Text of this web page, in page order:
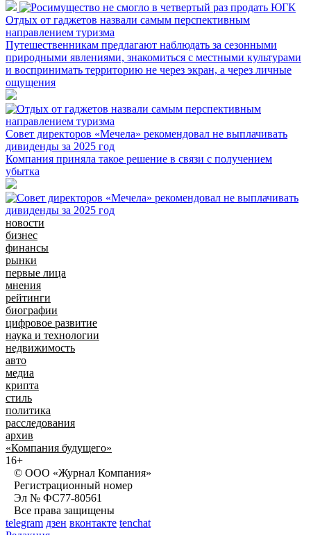
Отдых от гаджетов назвали самым перспективным
направлением туризма
Путешественникам предлагают наблюдать за сезонными
природными явлениями, знакомиться с местными культурами
и воспринимать территорию не через экран, а через личные
ощущения
Совет директоров «Мечела» рекомендовал не выплачивать
дивиденды за 2025 год
Компания приняла такое решение в связи с получением
убытка
новости
бизнес
финансы
рынки
первые лица
мнения
рейтинги
биографии
цифровое развитие
наука и технологии
недвижимость
авто
медиа
крипта
стиль
политика
расследования
архив
«Компания будущего»
16+
© ООО «Журнал Компания»
Регистрационный номер
Эл № ФС77-80561
Все права защищены
telegram дзен вконтакте tenchat